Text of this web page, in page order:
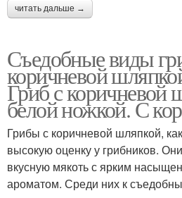
читать дальше →
Съедобные виды
коричневой
Гриб с коричневой
белой ножкой. С
Грибы с коричневой шляпкой,
высокую оценку у грибников.
вкусную мякоть с ярким
ароматом. Среди них к